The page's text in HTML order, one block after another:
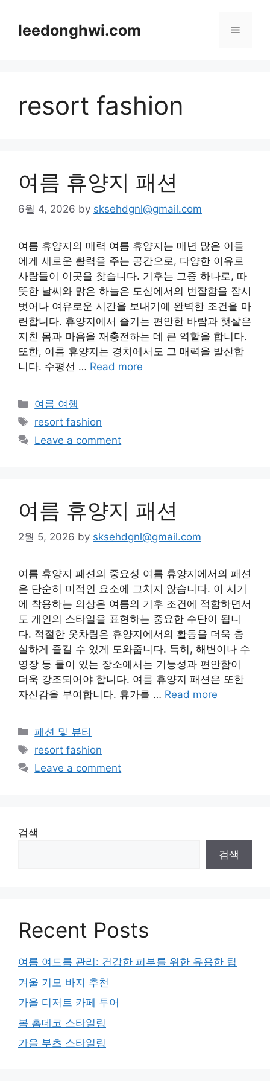
contentleedonghwi.com Menu
resort fashion
여름 휴양지 패션
6월 4, 2026 by sksehdgnl@gmail.com
여름 휴양지의 매력 여름 휴양지는 매년 많은 이들
에게 새로운 활력을 주는 공간으로, 다양한 이유로
사람들이 이곳을 찾습니다. 기후는 그중 하나로, 따
뜻한 날씨와 맑은 하늘은 도심에서의 번잡함을 잠시
벗어나 여유로운 시간을 보내기에 완벽한 조건을 마
련합니다. 휴양지에서 즐기는 편안한 바람과 햇살은
지친 몸과 마음을 재충전하는 데 큰 역할을 합니다.
또한, 여름 휴양지는 경치에서도 그 매력을 발산합
니다. 수평선 … Read more
Categories
여름 여행
Tags
resort fashion
Leave a comment
여름 휴양지 패션
2월 5, 2026 by sksehdgnl@gmail.com
여름 휴양지 패션의 중요성 여름 휴양지에서의 패션
은 단순히 미적인 요소에 그치지 않습니다. 이 시기
에 착용하는 의상은 여름의 기후 조건에 적합하면서
도 개인의 스타일을 표현하는 중요한 수단이 됩니
다. 적절한 옷차림은 휴양지에서의 활동을 더욱 충
실하게 즐길 수 있게 도와줍니다. 특히, 해변이나 수
영장 등 물이 있는 장소에서는 기능성과 편안함이
더욱 강조되어야 합니다. 여름 휴양지 패션은 또한
자신감을 부여합니다. 휴가를 … Read more
Categories
패션 및 뷰티
Tags
resort fashion
Leave a comment
검색
검색
Recent Posts
여름 여드름 관리: 건강한 피부를 위한 유용한 팁
겨울 기모 바지 추천
가을 디저트 카페 투어
봄 홈데코 스타일링
가을 부츠 스타일링